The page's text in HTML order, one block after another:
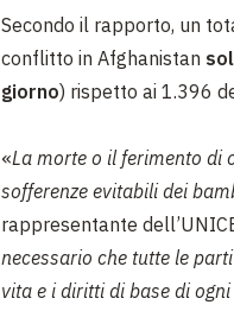
Secondo il rapporto, un
conflitto in Afghanistan
giorno) rispetto ai 1.396
«La morte o il ferimento di
sofferenze evitabili dei
rappresentante
necessario che tutte le
vita e i diritti di base di